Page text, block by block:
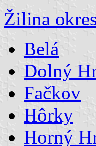
Žilina okres
Belá
Dolný
Fačkov
Hôrky
Horný